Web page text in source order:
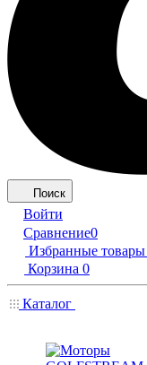
Поиск
Войти
Сравнение0
Избранные товары
Корзина 0
Каталог